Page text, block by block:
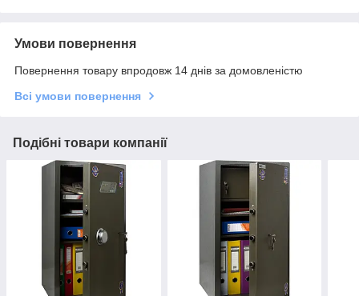
Умови повернення
Повернення товару впродовж 14 днів за домовленістю
Всі умови повернення
Подібні товари компанії